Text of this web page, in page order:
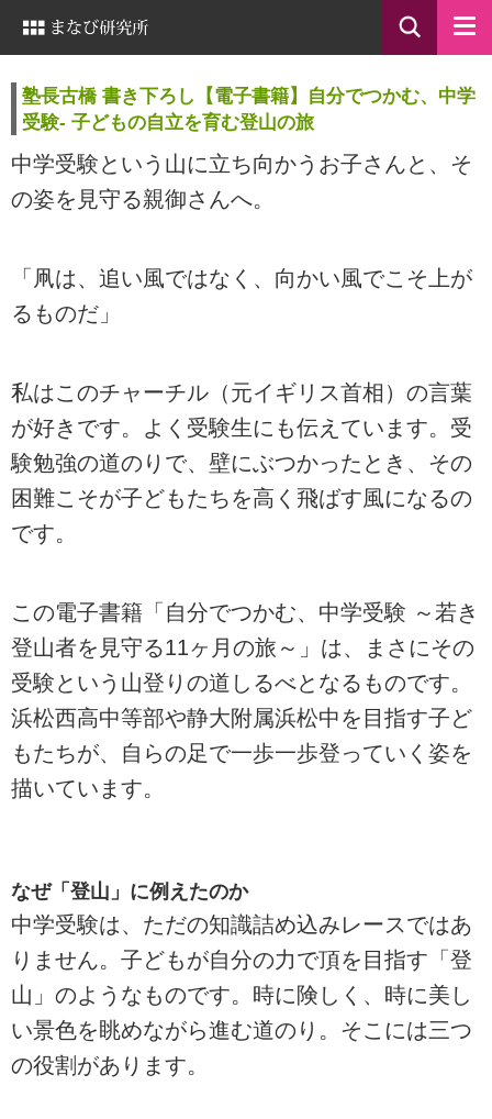
塾長古橋 書き下ろし【電子書籍】自分でつかむ、中学
受験- 子どもの自立を育む登山の旅
中学受験という山に立ち向かうお子さんと、そ
の姿を見守る親御さんへ。
「凧は、追い風ではなく、向かい風でこそ上が
るものだ」
私はこのチャーチル（元イギリス首相）の言葉
が好きです。よく受験生にも伝えています。受
験勉強の道のりで、壁にぶつかったとき、その
困難こそが子どもたちを高く飛ばす風になるの
です。
この電子書籍「自分でつかむ、中学受験 ～若き
登山者を見守る11ヶ月の旅～」は、まさにその
受験という山登りの道しるべとなるものです。
浜松西高中等部や静大附属浜松中を目指す子ど
もたちが、自らの足で一歩一歩登っていく姿を
描いています。
なぜ「登山」に例えたのか
中学受験は、ただの知識詰め込みレースではあ
りません。子どもが自分の力で頂を目指す「登
山」のようなものです。時に険しく、時に美し
い景色を眺めながら進む道のり。そこには三つ
の役割があります。